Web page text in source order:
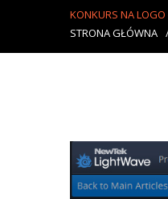
KONKURS NA
STRONA GŁÓWNA